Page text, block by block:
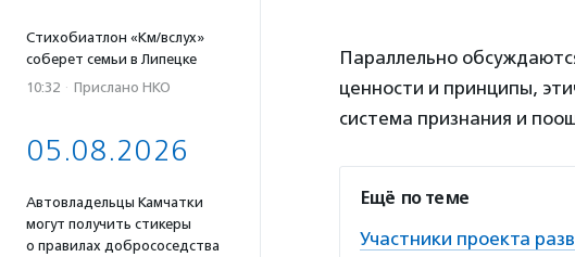
Стихобиатлон «Км/вслух»
соберет семьи в Липецке
10:32 · Прислано НКО
05.08.2026
Автовладельцы Камчатки
могут получить стикеры
о правилах добрососедства
Параллельно
ценности и принципы,
система признания и
Ещё по теме
Участники проекта